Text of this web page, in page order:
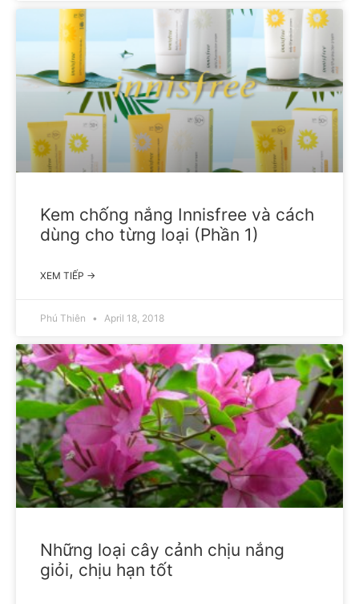
Kem chống nắng Innisfree và cách
dùng cho từng loại (Phần 1)
XEM TIẾP →
Phú Thiên April 18, 2018
Những loại cây cảnh chịu nắng
giỏi, chịu hạn tốt